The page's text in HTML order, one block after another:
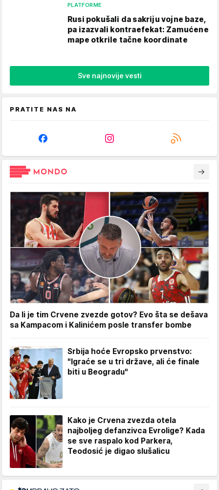
PLATFORME
Rusi pokušali da sakriju vojne baze,
pa izazvali kontraefekat: Zamućene
mape otkrile tačne koordinate
Sve najnovije vesti
PRATITE NAS NA
Da li je tim Crvene zvezde gotov? Evo šta se dešava
sa Kampacom i Kalinićem posle transfer bombe
Srbija hoće Evropsko prvenstvo:
"Igraće se u tri države, ali će finale
biti u Beogradu"
Kako je Crvena zvezda otela
najboljeg defanzivca Evrolige? Kada
se sve raspalo kod Parkera,
Teodosić je digao slušalicu